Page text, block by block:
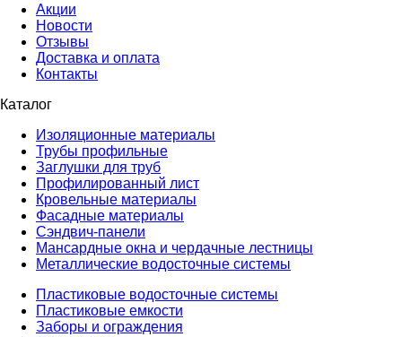
Акции
Новости
Отзывы
Доставка и оплата
Контакты
Каталог
Изоляционные материалы
Трубы профильные
Заглушки для труб
Профилированный лист
Кровельные материалы
Фасадные материалы
Сэндвич-панели
Мансардные окна и чердачные лестницы
Металлические водосточные системы
Пластиковые водосточные системы
Пластиковые емкости
Заборы и ограждения